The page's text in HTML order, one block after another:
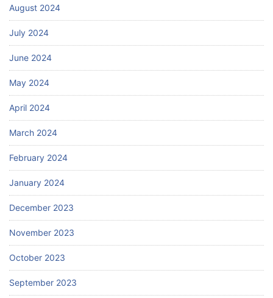
August 2024
July 2024
June 2024
May 2024
April 2024
March 2024
February 2024
January 2024
December 2023
November 2023
October 2023
September 2023